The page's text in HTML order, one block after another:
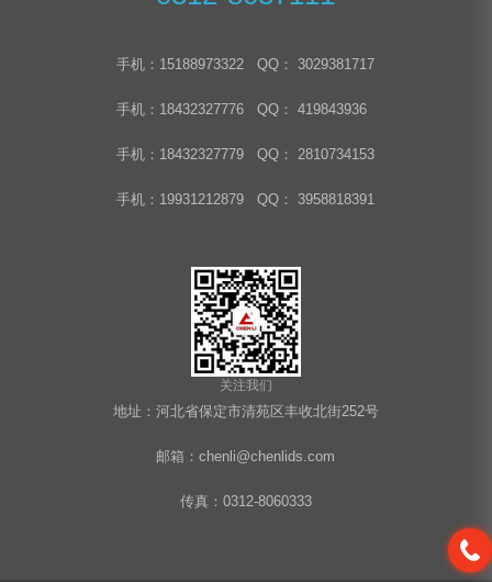
手机：15188973322 QQ： 3029381717
手机：18432327776 QQ： 419843936
手机：18432327779 QQ： 2810734153
手机：19931212879 QQ： 3958818391
关注我们
地址：河北省保定市清苑区丰收北街252号
邮箱：chenli@chenlids.com
传真：0312-8060333